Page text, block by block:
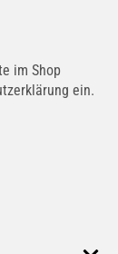
im Shop
ein.